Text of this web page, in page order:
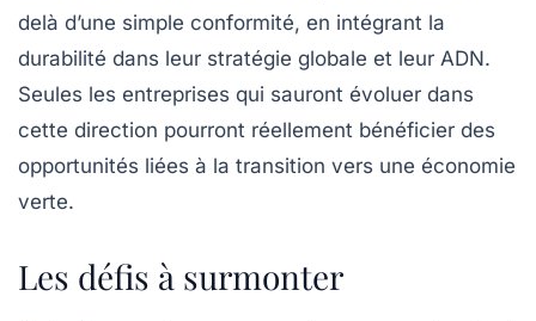
delà d’une simple conformité, en intégrant la
durabilité dans leur stratégie globale et leur ADN.
Seules les entreprises qui sauront évoluer dans
cette direction pourront réellement bénéficier des
opportunités liées à la transition vers une économie
verte.
Les défis à surmonter